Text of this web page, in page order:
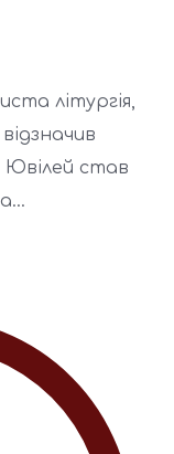
літургія,
став